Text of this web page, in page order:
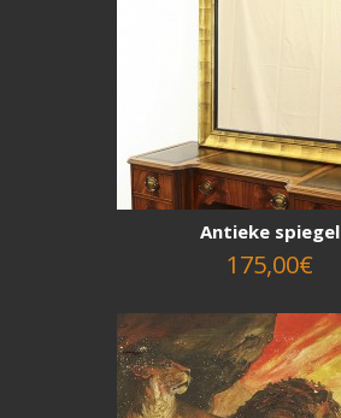
Antieke spiegel
175,00€